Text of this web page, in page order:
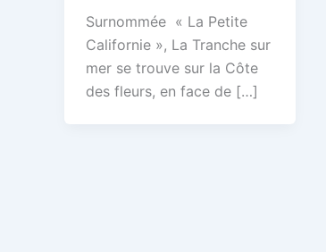
Surnommée « La Petite
Californie », La Tranche sur
mer se trouve sur la Côte
des fleurs, en face de […]